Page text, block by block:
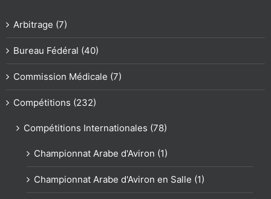
Arbitrage (7)
Bureau Fédéral (40)
Commission Médicale (7)
Compétitions (232)
Compétitions Internationales (78)
Championnat Arabe d'Aviron (1)
Championnat Arabe d'Aviron en Salle (1)